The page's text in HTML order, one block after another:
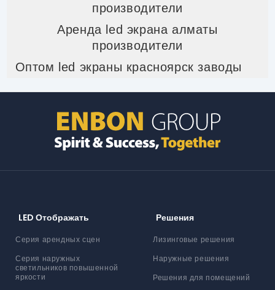
производители
Аренда led экрана алматы
производители
Оптом led экраны красноярск заводы
LED Отображать
Серия арендных сцен
Серия наружных
светильников повышенной
яркости
Решения
Лизинговые решения
Наружные решения
Решения для помещений